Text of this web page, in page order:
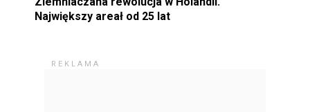
Największy areał od 25 lat